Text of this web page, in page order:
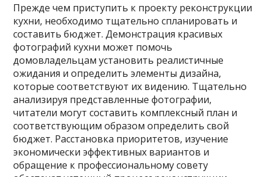
Прежде чем приступить к проекту реконструкции
кухни, необходимо тщательно спланировать и
составить бюджет. Демонстрация красивых
фотографий кухни может помочь
домовладельцам установить реалистичные
ожидания и определить элементы дизайна,
которые соответствуют их видению. Тщательно
анализируя представленные фотографии,
читатели могут составить комплексный план и
соответствующим образом определить свой
бюджет. Расстановка приоритетов, изучение
экономически эффективных вариантов и
обращение к профессиональному совету